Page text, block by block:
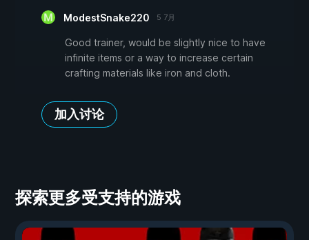
ModestSnake220 5 7月
Good trainer, would be slightly nice to have
infinite items or a way to increase certain
crafting materials like iron and cloth.
加入讨论
探索更多受支持的游戏